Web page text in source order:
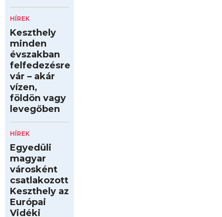
HÍREK
Keszthely
minden
évszakban
felfedezésre
vár – akár
vízen,
földön vagy
levegőben
HÍREK
Egyedüli
magyar
városként
csatlakozott
Keszthely az
Európai
Vidéki